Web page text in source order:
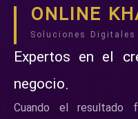
ONLINE
Soluciones Digitales
Expertos en el
negocio.
Cuando el resultado